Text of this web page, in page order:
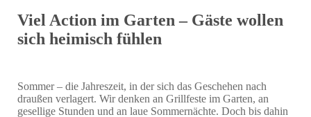
Viel Action im Garten – Gäste wollen
sich heimisch fühlen
Sommer – die Jahreszeit, in der sich das Geschehen nach
draußen verlagert. Wir denken an Grillfeste im Garten, an
gesellige Stunden und an laue Sommernächte. Doch bis dahin